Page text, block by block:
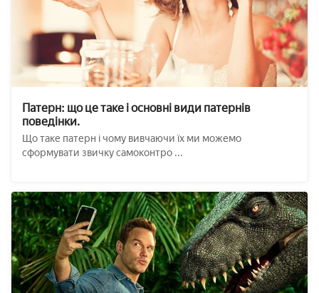
Патерн: що це таке і основні види патернів
поведінки.
Що таке патерн і чому вивчаючи їх ми можемо
сформувати звичку самоконтро ...